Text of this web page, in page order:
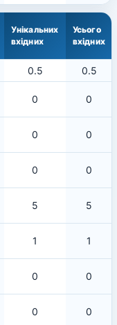
Унікальних
вхідних
Усього
вхідних
0.5
0.5
0 0
0 0
0 0
5 5
1 1
0 0
0 0